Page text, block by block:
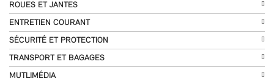
ROUES ET JANTES
ENTRETIEN COURANT
SÉCURITÉ ET PROTECTION
TRANSPORT ET BAGAGES
MUTLIMÉDIA